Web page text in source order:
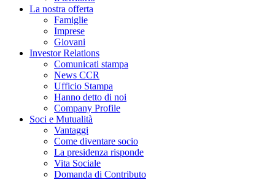
La nostra offerta
Famiglie
Imprese
Giovani
Investor Relations
Comunicati stampa
News CCR
Ufficio Stampa
Hanno detto di noi
Company Profile
Soci e Mutualità
Vantaggi
Come diventare socio
La presidenza risponde
Vita Sociale
Domanda di Contributo